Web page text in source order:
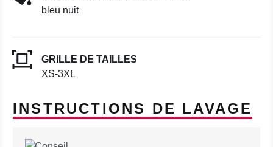
bleu nuit
GRILLE DE TAILLES
XS-3XL
INSTRUCTIONS DE LAVAGE